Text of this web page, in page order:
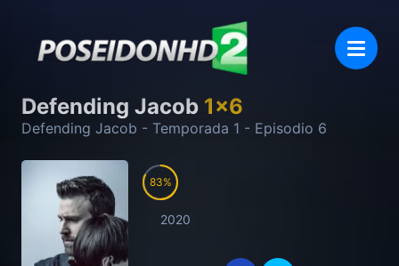
Defending Jacob 1x6
Defending Jacob - Temporada 1 - Episodio 6
83
2020